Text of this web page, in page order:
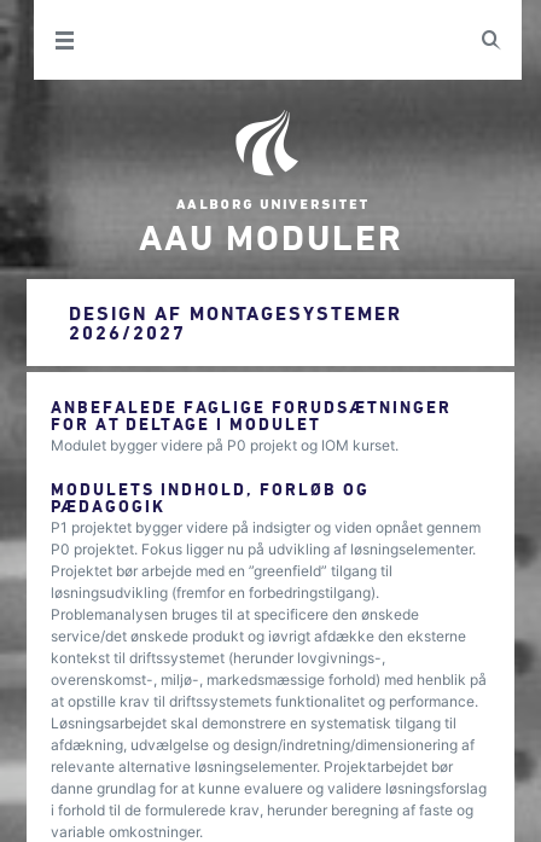
AAU MODULER
DESIGN AF MONTAGESYSTEMER
2026/2027
ANBEFALEDE FAGLIGE FORUDSÆTNINGER
FOR AT DELTAGE I MODULET
Modulet bygger videre på P0 projekt og IOM kurset.
MODULETS INDHOLD, FORLØB OG
PÆDAGOGIK
P1 projektet bygger videre på indsigter og viden opnået gennem
P0 projektet. Fokus ligger nu på udvikling af løsningselementer.
Projektet bør arbejde med en ”greenfield” tilgang til
løsningsudvikling (fremfor en forbedringstilgang).
Problemanalysen bruges til at specificere den ønskede
service/det ønskede produkt og iøvrigt afdække den eksterne
kontekst til driftssystemet (herunder lovgivnings-,
overenskomst-, miljø-, markedsmæssige forhold) med henblik på
at opstille krav til driftssystemets funktionalitet og performance.
Løsningsarbejdet skal demonstrere en systematisk tilgang til
afdækning, udvælgelse og design/indretning/dimensionering af
relevante alternative løsningselementer. Projektarbejdet bør
danne grundlag for at kunne evaluere og validere løsningsforslag
i forhold til de formulerede krav, herunder beregning af faste og
variable omkostninger.